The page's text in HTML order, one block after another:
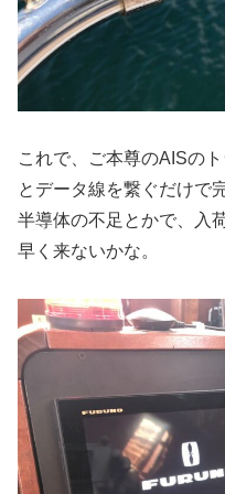
これで、ご本尊のAISの
とデータ線を繋ぐだけで
半導体の不足とかで、入
早く来ないかな。